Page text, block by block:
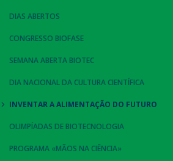
DIAS ABERTOS
CONGRESSO BIOFASE
SEMANA ABERTA BIOTEC
DIA NACIONAL DA CULTURA CIENTÍFICA
INVENTAR A ALIMENTAÇÃO DO FUTURO
OLIMPÍADAS DE BIOTECNOLOGIA
PROGRAMA «MÃOS NA CIÊNCIA»